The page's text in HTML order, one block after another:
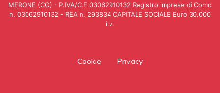
MERONE (CO) - P.IVA/C.F.03062910132 Registro imprese di Como
n. 03062910132 - REA n. 293834 CAPITALE SOCIALE Euro 30.000
i.v.
Cookie Privacy